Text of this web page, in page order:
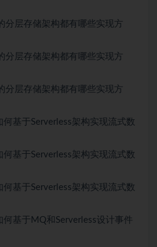
层存储架构都有哪些实现方
层存储架构都有哪些实现方
层存储架构都有哪些实现方
基于Serverless架构实现流式数
基于Serverless架构实现流式数
基于Serverless架构实现流式数
基于MQ和Serverless设计事件